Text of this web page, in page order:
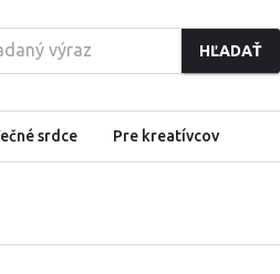
HĽADAŤ
srdce Pre kreatívcov